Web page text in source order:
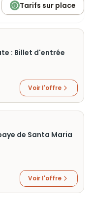
Tarifs sur place
: Billet d'entrée
Voir l'offre
de Santa Maria
Voir l'offre